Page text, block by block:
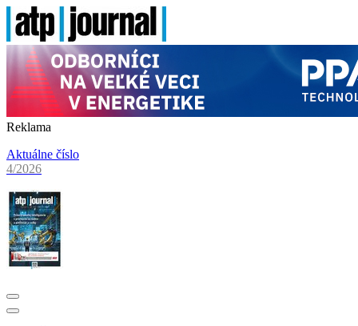
Reklama
Aktuálne číslo
4/2026